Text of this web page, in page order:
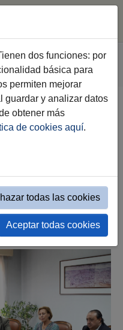
Participación
a la comisión
una calle en
Ramón
dos funciones: por
básica para
permiten mejorar
guardar y analizar datos
obtener más
de cookies aquí.
todas las cookies
Aceptar todas cookies